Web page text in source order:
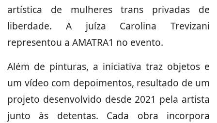
artística de mulheres trans privadas de
liberdade. A juíza Carolina Trevizani
representou a AMATRA1 no evento.
Além de pinturas, a iniciativa traz objetos e
um vídeo com depoimentos, resultado de um
projeto desenvolvido desde 2021 pela artista
junto às detentas. Cada obra incorpora